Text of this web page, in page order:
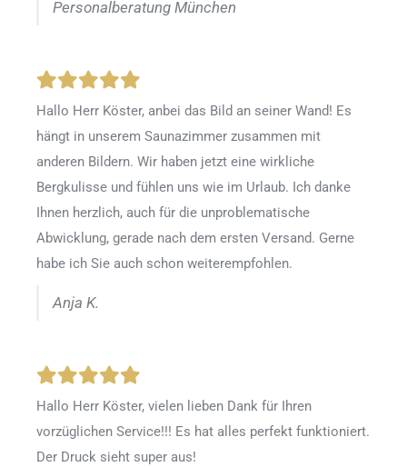
Personalberatung München
Hallo Herr Köster, anbei das Bild an seiner Wand! Es
hängt in unserem Saunazimmer zusammen mit
anderen Bildern. Wir haben jetzt eine wirkliche
Bergkulisse und fühlen uns wie im Urlaub. Ich danke
Ihnen herzlich, auch für die unproblematische
Abwicklung, gerade nach dem ersten Versand. Gerne
habe ich Sie auch schon weiterempfohlen.
Anja K.
Hallo Herr Köster, vielen lieben Dank für Ihren
vorzüglichen Service!!! Es hat alles perfekt funktioniert.
Der Druck sieht super aus!